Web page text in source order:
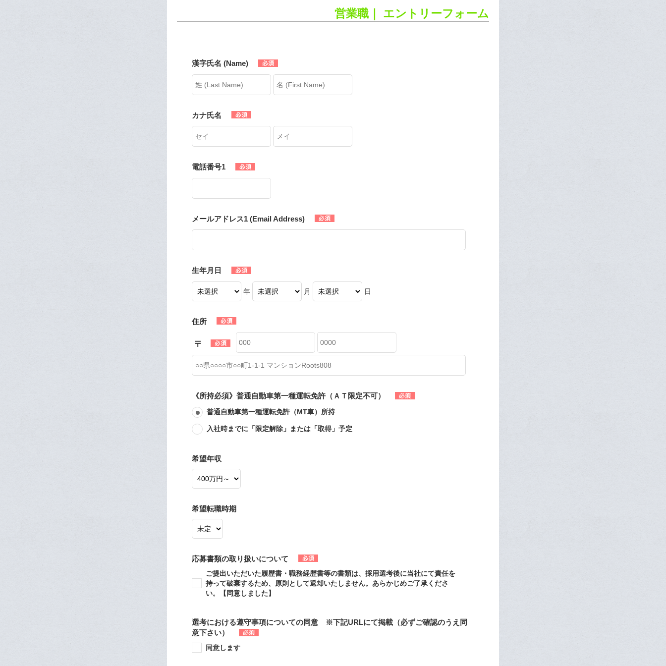
営業職｜ エントリーフォーム
漢字氏名 (Name)
カナ氏名
電話番号1
メールアドレス1 (Email Address)
生年月日
年 月 日
住所
《所持必須》普通自動車第一種運転免許（ＡＴ限定不可）
普通自動車第一種運転免許（MT車）所持
入社時までに「限定解除」または「取得」予定
希望年収
希望転職時期
応募書類の取り扱いについて
ご提出いただいた履歴書・職務経歴書等の書類は、採用選考後に当社にて責任を
持って破棄するため、原則として返却いたしません。あらかじめご了承くださ
い。【同意しました】
選考における遵守事項についての同意 ※下記URLにて掲載（必ずご確認のうえ同
意下さい）
同意します